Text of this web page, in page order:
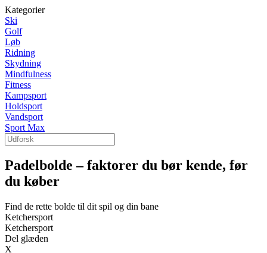
Kategorier
Ski
Golf
Løb
Ridning
Skydning
Mindfulness
Fitness
Kampsport
Holdsport
Vandsport
Sport Max
Padelbolde – faktorer du bør kende, før
du køber
Find de rette bolde til dit spil og din bane
Ketchersport
Ketchersport
Del glæden
X